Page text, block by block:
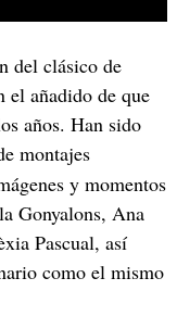
del clásico de
el añadido de que
años. Han sido
montajes
y momentos
Gonyalons, Ana
Pascual, así
como el mismo